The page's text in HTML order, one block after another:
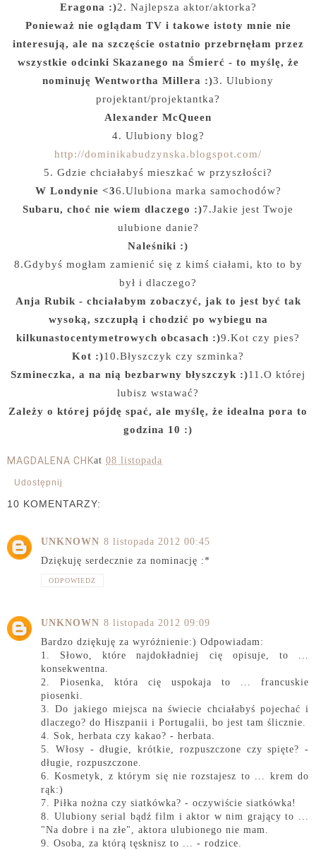
Eragona :)2. Najlepsza aktor/aktorka?
Ponieważ nie oglądam TV i takowe istoty mnie nie
interesują, ale na szczęście ostatnio przebrnęłam przez
wszystkie odcinki Skazanego na Śmierć - to myślę, że
nominuję Wentwortha Millera :)3. Ulubiony
projektant/projektantka?
Alexander McQueen
4. Ulubiony blog?
http://dominikabudzynska.blogspot.com/
5. Gdzie chciałabyś mieszkać w przyszłości?
W Londynie <36.Ulubiona marka samochodów?
Subaru, choć nie wiem dlaczego :)7.Jakie jest Twoje
ulubione danie?
Naleśniki :)
8.Gdybyś mogłam zamienić się z kimś ciałami, kto to by
był i dlaczego?
Anja Rubik - chciałabym zobaczyć, jak to jest być tak
wysoką, szczupłą i chodzić po wybiegu na
kilkunastocentymetrowych obcasach :)9.Kot czy pies?
Kot :)10.Błyszczyk czy szminka?
Szmineczka, a na nią bezbarwny błyszczyk :)11.O której
lubisz wstawać?
Zależy o której pójdę spać, ale myślę, że idealna pora to
godzina 10 :)
MAGDALENA CHKat 08 listopada
Udostępnij
10 KOMENTARZY:
UNKNOWN 8 listopada 2012 00:45
Dziękuję serdecznie za nominację :*
ODPOWIEDZ
UNKNOWN 8 listopada 2012 09:09
Bardzo dziękuję za wyróżnienie:) Odpowiadam:
1. Słowo, które najdokładniej cię opisuje, to ...
konsekwentna.
2. Piosenka, która cię uspokaja to ... francuskie
piosenki.
3. Do jakiego miejsca na świecie chciałabyś pojechać i
dlaczego? do Hiszpanii i Portugalii, bo jest tam ślicznie.
4. Sok, herbata czy kakao? - herbata.
5. Włosy - długie, krótkie, rozpuszczone czy spięte? -
długie, rozpuszczone.
6. Kosmetyk, z którym się nie rozstajesz to ... krem do
rąk:)
7. Piłka nożna czy siatkówka? - oczywiście siatkówka!
8. Ulubiony serial bądź film i aktor w nim grający to ...
"Na dobre i na złe", aktora ulubionego nie mam.
9. Osoba, za którą tęsknisz to ... - rodzice.